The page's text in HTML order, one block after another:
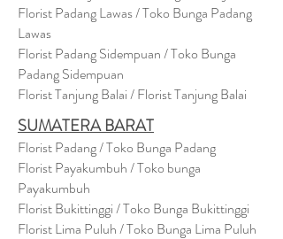
Florist Padang Lawas / Toko Bunga Padang
Lawas
Florist Padang Sidempuan / Toko Bunga
Padang Sidempuan
Florist Tanjung Balai / Florist Tanjung Balai
SUMATERA BARAT
Florist Padang / Toko Bunga Padang
Florist Payakumbuh / Toko bunga
Payakumbuh
Florist Bukittinggi / Toko Bunga Bukittinggi
Florist Lima Puluh / Toko Bunga Lima Puluh